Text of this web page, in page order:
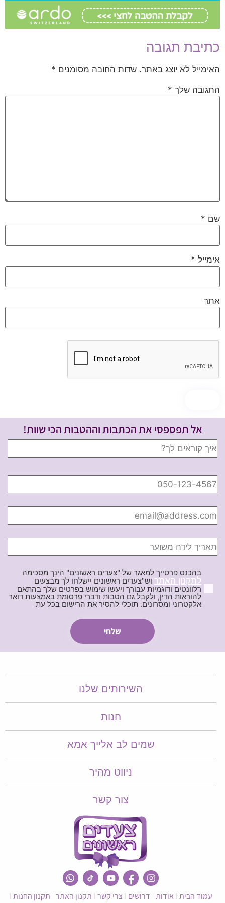
כתיבת תגובה
האימייל לא יוצג באתר. שדות החובה מסומנים *
התגובה שלך *
שם *
אימייל *
אתר
אל תפספסי את הכתבות וההטבות הכי שוות!
בהכנס פרטייך למאגר של "צעדים ראשונים" הינך מסכימה
לתקנון האתר וש"צעדים ראשונים יישלחו לך מבצעים
רלוונטים ודוגמיות עבורך ויעשו שימוש בפרטים שלך בהתאם
להוראות הדין, ולקבל גם הטבות ודברי פרסומת באמצעות דואר
אלקטרוני ומסרונים. תוכלי להסיר את הרישום בכל עת
השירותים שלנו
חנות
שמים לב אלייך אמא​​
ניווט מהיר
צור קשר
עמוד הבית אודות דרושים צרי קשר תקנון האתר תקנון החנות